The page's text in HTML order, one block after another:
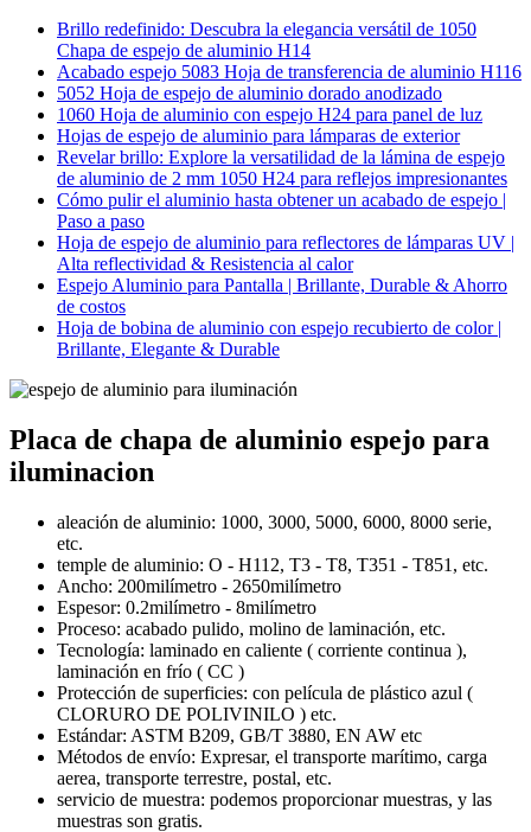
Brillo redefinido: Descubra la elegancia versátil de 1050
Chapa de espejo de aluminio H14
Acabado espejo 5083 Hoja de transferencia de aluminio H116
5052 Hoja de espejo de aluminio dorado anodizado
1060 Hoja de aluminio con espejo H24 para panel de luz
Hojas de espejo de aluminio para lámparas de exterior
Revelar brillo: Explore la versatilidad de la lámina de espejo
de aluminio de 2 mm 1050 H24 para reflejos impresionantes
Cómo pulir el aluminio hasta obtener un acabado de espejo |
Paso a paso
Hoja de espejo de aluminio para reflectores de lámparas UV |
Alta reflectividad & Resistencia al calor
Espejo Aluminio para Pantalla | Brillante, Durable & Ahorro
de costos
Hoja de bobina de aluminio con espejo recubierto de color |
Brillante, Elegante & Durable
Placa de chapa de aluminio espejo para
iluminacion
aleación de aluminio: 1000, 3000, 5000, 6000, 8000 serie,
etc.
temple de aluminio: O - H112, T3 - T8, T351 - T851, etc.
Ancho: 200milímetro - 2650milímetro
Espesor: 0.2milímetro - 8milímetro
Proceso: acabado pulido, molino de laminación, etc.
Tecnología: laminado en caliente ( corriente continua ),
laminación en frío ( CC )
Protección de superficies: con película de plástico azul (
CLORURO DE POLIVINILO ) etc.
Estándar: ASTM B209, GB/T 3880, EN AW etc
Métodos de envío: Expresar, el transporte marítimo, carga
aerea, transporte terrestre, postal, etc.
servicio de muestra: podemos proporcionar muestras, y las
muestras son gratis.